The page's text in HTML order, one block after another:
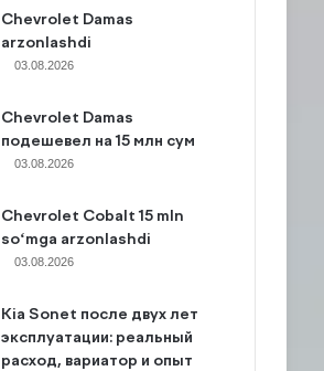
Chevrolet Damas
arzonlashdi
03.08.2026
Chevrolet Damas
подешевел на 15 млн сум
03.08.2026
Chevrolet Cobalt 15 mln
so‘mga arzonlashdi
03.08.2026
Kia Sonet после двух лет
эксплуатации: реальный
расход, вариатор и опыт